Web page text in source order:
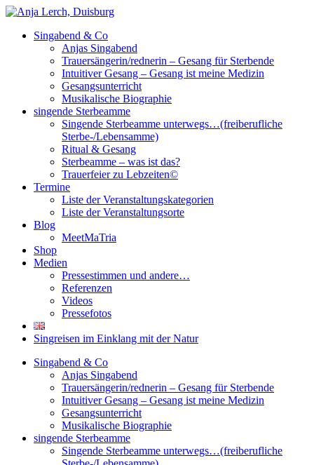
Anjas Welt
Singende Sterbeamme
Singabend & Co
Anjas Singabend
Trauersängerin/rednerin – Gesang für Sterbende
Intuitiver Gesang – Gesang ist meine Medizin
Gesangsunterricht
Musikalische Biographie
singende Sterbeamme
Singende Sterbeamme unterwegs…(freiberufliche
Sterbe-/Lebensamme)
Ritual & Gesang
Sterbeamme – was ist das?
Trauerfeier zu Lebzeiten©
Termine
Liste der Veranstaltungskategorien
Liste der Veranstaltungsorte
Blog
MeetMaTria
Shop
Medien
Pressestimmen und andere…
Referenzen
Videos
Pressefotos
Singreisen im Einklang mit der Natur
Singabend & Co
Anjas Singabend
Trauersängerin/rednerin – Gesang für Sterbende
Intuitiver Gesang – Gesang ist meine Medizin
Gesangsunterricht
Musikalische Biographie
singende Sterbeamme
Singende Sterbeamme unterwegs…(freiberufliche